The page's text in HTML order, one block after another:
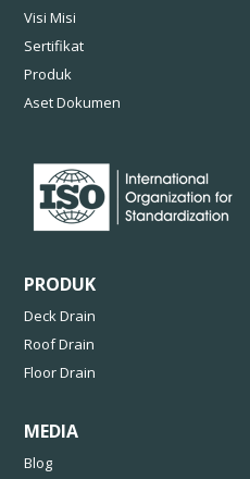
Visi Misi
Sertifikat
Produk
Aset Dokumen
PRODUK
Deck Drain
Roof Drain
Floor Drain
MEDIA
Blog